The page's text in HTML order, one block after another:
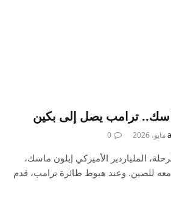
ترامب يصل إلى بكين
0
الملياردير الأميركي إيلون ماسك،
للصين. وعند هبوط طائرة ترامب، قدم